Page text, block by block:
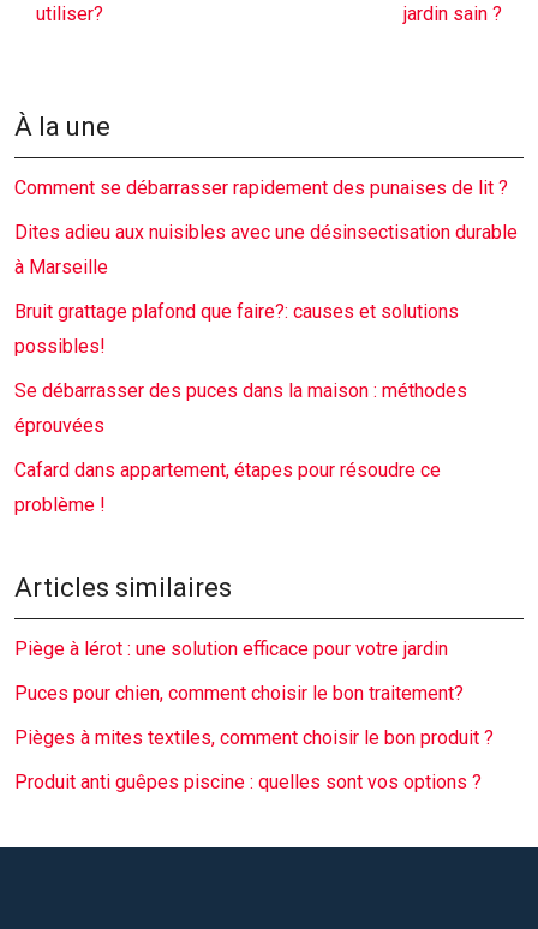
utiliser?
jardin sain ?
À la une
Comment se débarrasser rapidement des punaises de lit ?
Dites adieu aux nuisibles avec une désinsectisation durable
à Marseille
Bruit grattage plafond que faire?: causes et solutions
possibles!
Se débarrasser des puces dans la maison : méthodes
éprouvées
Cafard dans appartement, étapes pour résoudre ce
problème !
Articles similaires
Piège à lérot : une solution efficace pour votre jardin
Puces pour chien, comment choisir le bon traitement?
Pièges à mites textiles, comment choisir le bon produit ?
Produit anti guêpes piscine : quelles sont vos options ?